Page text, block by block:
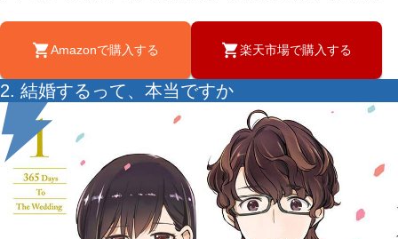
Amazonで購入する 楽天市場で購入する
2. 結婚するって、本当ですか